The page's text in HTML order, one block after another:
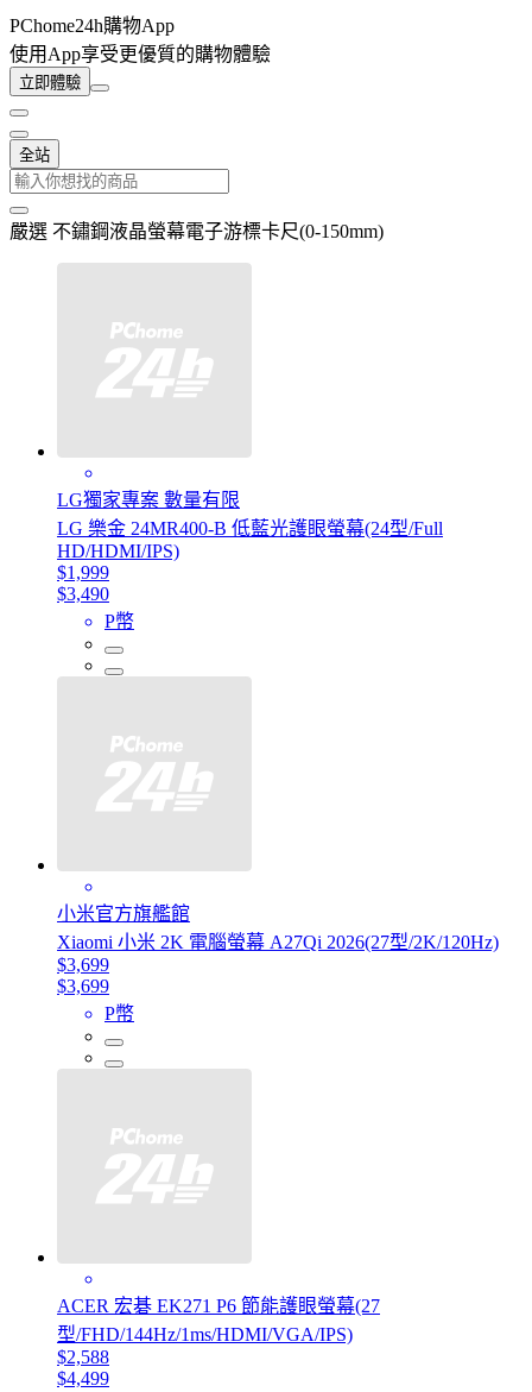
PChome24h購物App
使用App享受更優質的購物體驗
立即體驗
全站
嚴選 不鏽鋼液晶螢幕電子游標卡尺(0-150mm)
LG獨家專案 數量有限
LG 樂金 24MR400-B 低藍光護眼螢幕(24型/Full
HD/HDMI/IPS)
$1,999
$3,490
P幣
小米官方旗艦館
Xiaomi 小米 2K 電腦螢幕 A27Qi 2026(27型/2K/120Hz)
$3,699
$3,699
P幣
ACER 宏碁 EK271 P6 節能護眼螢幕(27
型/FHD/144Hz/1ms/HDMI/VGA/IPS)
$2,588
$4,499